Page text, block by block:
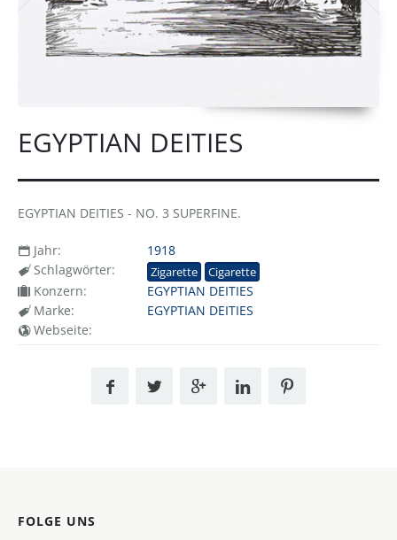
EGYPTIAN DEITIES
EGYPTIAN DEITIES - NO. 3 SUPERFINE.
Jahr:
1918
Schlagwörter:
Zigarette Cigarette
Konzern:
EGYPTIAN DEITIES
Marke:
EGYPTIAN DEITIES
Webseite:
FOLGE UNS